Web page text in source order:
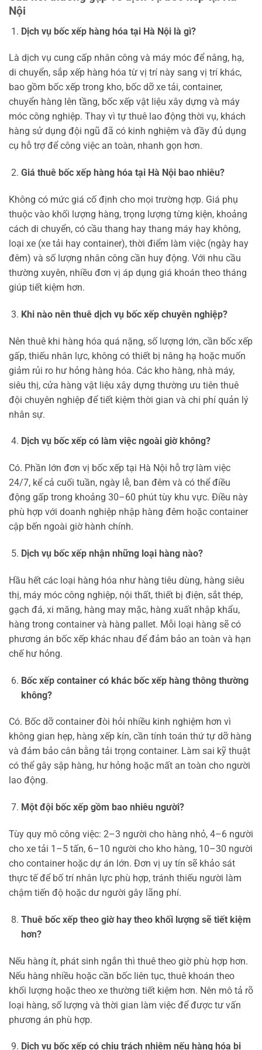
Nội
Dịch vụ bốc xếp hàng hóa tại Hà Nội là gì?
Là dịch vụ cung cấp nhân công và máy móc để nâng, hạ,
di chuyển, sắp xếp hàng hóa từ vị trí này sang vị trí khác,
bao gồm bốc xếp trong kho, bốc dỡ xe tải, container,
chuyển hàng lên tầng, bốc xếp vật liệu xây dựng và máy
móc công nghiệp. Thay vì tự thuê lao động thời vụ, khách
hàng sử dụng đội ngũ đã có kinh nghiệm và đầy đủ dụng
cụ hỗ trợ để công việc an toàn, nhanh gọn hơn.
Giá thuê bốc xếp hàng hóa tại Hà Nội bao nhiêu?
Không có mức giá cố định cho mọi trường hợp. Giá phụ
thuộc vào khối lượng hàng, trọng lượng từng kiện, khoảng
cách di chuyển, có cầu thang hay thang máy hay không,
loại xe (xe tải hay container), thời điểm làm việc (ngày hay
đêm) và số lượng nhân công cần huy động. Với nhu cầu
thường xuyên, nhiều đơn vị áp dụng giá khoán theo tháng
giúp tiết kiệm hơn.
Khi nào nên thuê dịch vụ bốc xếp chuyên nghiệp?
Nên thuê khi hàng hóa quá nặng, số lượng lớn, cần bốc xếp
gấp, thiếu nhân lực, không có thiết bị nâng hạ hoặc muốn
giảm rủi ro hư hỏng hàng hóa. Các kho hàng, nhà máy,
siêu thị, cửa hàng vật liệu xây dựng thường ưu tiên thuê
đội chuyên nghiệp để tiết kiệm thời gian và chi phí quản lý
nhân sự.
Dịch vụ bốc xếp có làm việc ngoài giờ không?
Có. Phần lớn đơn vị bốc xếp tại Hà Nội hỗ trợ làm việc
24/7, kể cả cuối tuần, ngày lễ, ban đêm và có thể điều
động gấp trong khoảng 30–60 phút tùy khu vực. Điều này
phù hợp với doanh nghiệp nhập hàng đêm hoặc container
cập bến ngoài giờ hành chính.
Dịch vụ bốc xếp nhận những loại hàng nào?
Hầu hết các loại hàng hóa như hàng tiêu dùng, hàng siêu
thị, máy móc công nghiệp, nội thất, thiết bị điện, sắt thép,
gạch đá, xi măng, hàng may mặc, hàng xuất nhập khẩu,
hàng trong container và hàng pallet. Mỗi loại hàng sẽ có
phương án bốc xếp khác nhau để đảm bảo an toàn và hạn
chế hư hỏng.
Bốc xếp container có khác bốc xếp hàng thông thường
không?
Có. Bốc dỡ container đòi hỏi nhiều kinh nghiệm hơn vì
không gian hẹp, hàng xếp kín, cần tính toán thứ tự dỡ hàng
và đảm bảo cân bằng tải trọng container. Làm sai kỹ thuật
có thể gây sập hàng, hư hỏng hoặc mất an toàn cho người
lao động.
Một đội bốc xếp gồm bao nhiêu người?
Tùy quy mô công việc: 2–3 người cho hàng nhỏ, 4–6 người
cho xe tải 1–5 tấn, 6–10 người cho kho hàng, 10–30 người
cho container hoặc dự án lớn. Đơn vị uy tín sẽ khảo sát
thực tế để bố trí nhân lực phù hợp, tránh thiếu người làm
chậm tiến độ hoặc dư người gây lãng phí.
Thuê bốc xếp theo giờ hay theo khối lượng sẽ tiết kiệm
hơn?
Nếu hàng ít, phát sinh ngắn thì thuê theo giờ phù hợp hơn.
Nếu hàng nhiều hoặc cần bốc liên tục, thuê khoán theo
khối lượng hoặc theo xe thường tiết kiệm hơn. Nên mô tả rõ
loại hàng, số lượng và thời gian làm việc để được tư vấn
phương án phù hợp.
Dịch vụ bốc xếp có chịu trách nhiệm nếu hàng hóa bị